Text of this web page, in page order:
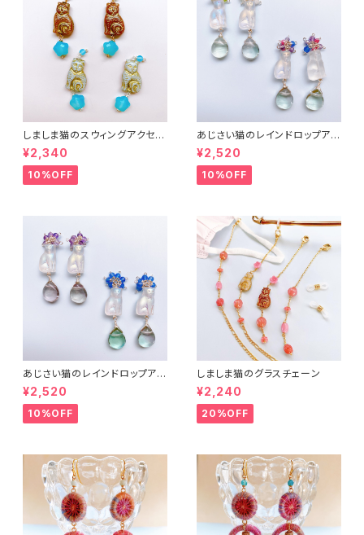
しましま猫のスウィングアクセサ
リー２
¥2,340
10%OFF
あじさい猫のレインドロップアク
セサリー３
¥2,520
10%OFF
あじさい猫のレインドロップアク
セサリー２
¥2,520
10%OFF
しましま猫のグラスチェーン
¥2,240
20%OFF